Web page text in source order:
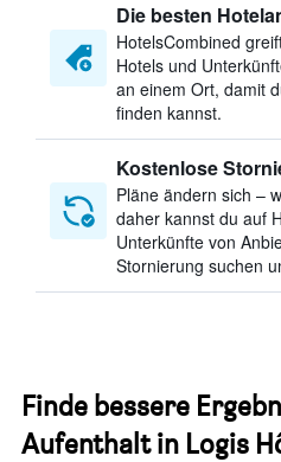
Die besten
HotelsCombined
Hotels und
an einem Ort, damit
finden kannst.
Kostenlose
Pläne ändern sich –
daher kannst du auf
Unterkünfte von
Stornierung suchen
Finde bessere
Aufenthalt in Logis